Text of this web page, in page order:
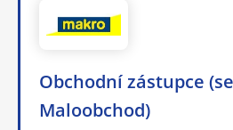
Obchodní zástupce
Maloobchod)